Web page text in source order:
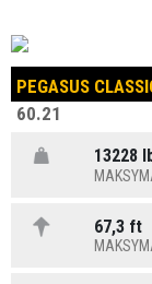
PEGASUS
60.21
13228
67,3 ft